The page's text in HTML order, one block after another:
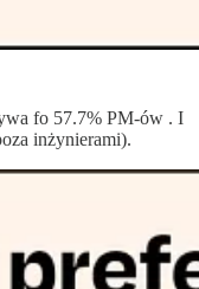
fo 57.7% PM-ów . I
inżynierami).